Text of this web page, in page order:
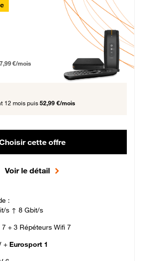
Fibre
12 mois puis 57,99 € par mois, Engagement 12 mois
€/mois
12 mois puis 52,99 €/mois
cette offre
Voir le détail
:
s ↑ 8 Gbit/s
+ 3 Répéteurs Wifi 7
+ Eurosport 1